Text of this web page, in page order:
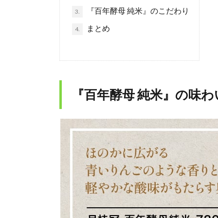
3. 『百年酵母 純米』のこだわり
4. まとめ
『百年酵母 純米』の味